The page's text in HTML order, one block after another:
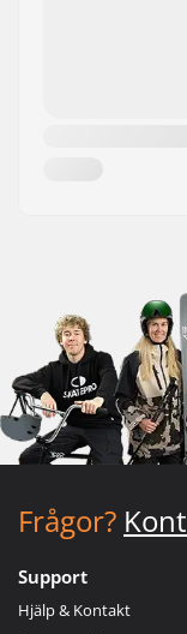
Frågor?
Support
Hjälp & Kontakt